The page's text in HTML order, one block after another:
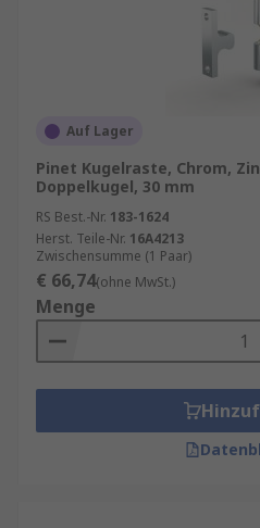
Auf Lager
Pinet Kugelraste, Chrom,
Doppelkugel, 30 mm
RS Best.-Nr. 183-1624
Herst. Teile-Nr. 16A4213
Zwischensumme (1 Paar)
€ 66,74(ohne MwSt.)
Menge